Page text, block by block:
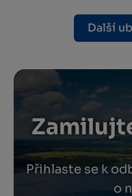
Další
Přihlaste se k
o